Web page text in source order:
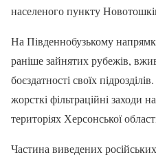
населеного пункту
На Південнобузькому
раніше зайнятих рубежів,
боєздатності своїх
жорсткі фільтраційні заходи
територіях Херсонської
Частина виведених